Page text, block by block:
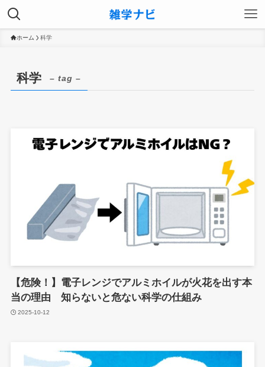
ホーム 科学
科学 – tag –
【危険！】電子レンジでアルミホイルが火花を出す本
当の理由 知らないと危ない科学の仕組み
2025-10-12